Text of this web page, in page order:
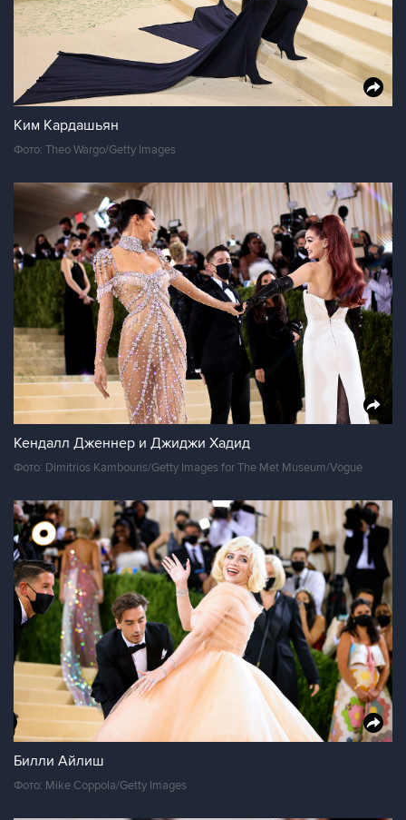
Ким Кардашьян
Фото: Theo Wargo/Getty Images
Кендалл Дженнер и Джиджи Хадид
Фото: Dimitrios Kambouris/Getty Images for The Met Museum/Vogue
Билли Айлиш
Фото: Mike Coppola/Getty Images